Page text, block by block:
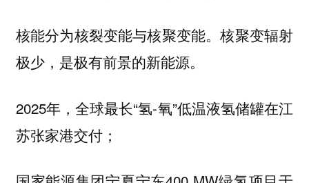
核能分为核裂变能与核聚变能。核聚变辐射
极少，是极有前景的新能源。
2025年，全球最长“氢-氧”低温液氢储罐在江
苏张家港交付；